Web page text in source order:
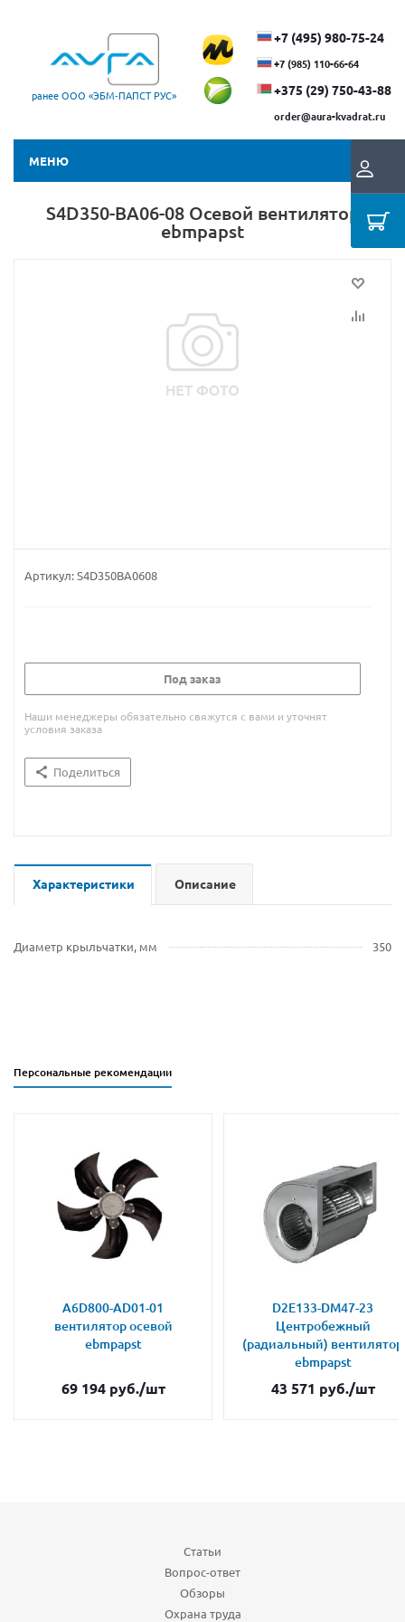
ранее ООО «ЭБМ‑ПАПСТ РУС»
+7 (495) 980-75-24
+7 (985) 110-66-64
+375 (29) ​750-43-88
order@aura-kvadrat.ru
МЕНЮ
S4D350-BA06-08 Осевой вентилятор
ebmpapst
Артикул:S4D350BA0608
Под заказ
Наши менеджеры обязательно свяжутся с вами и уточнят
условия заказа
Поделиться
Характеристики Описание
Диаметр крыльчатки, мм 350
Персональные рекомендации
A6D800-AD01-01
вентилятор осевой
ebmpapst
69 194руб./шт
D2E133-DM47-23
Центробежный
(радиальный) вентилятор
ebmpapst
43 571 руб./шт
Статьи
Вопрос-ответ
Обзоры
Охрана труда